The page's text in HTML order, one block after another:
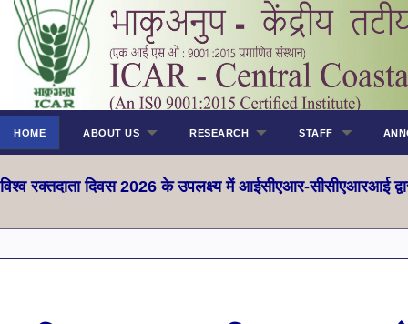
HOME ABOUT US RESEARCH STAFF
विश्व रक्तदाता दिवस 2026 के उपलक्ष्य में आईसीएआर-सीसीएआरआई